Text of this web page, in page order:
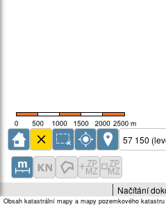
Načítání
Obsah katastrální mapy a mapy pozemkového